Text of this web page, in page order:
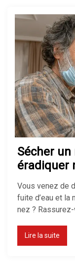
Sécher
éradiquer
Vous venez de
fuite d’eau et la
nez ? Rassurez-
Lire la suite